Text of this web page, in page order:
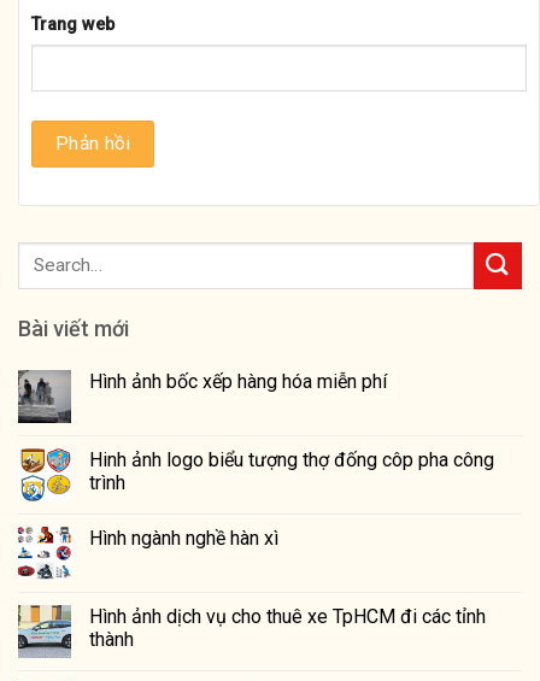
Trang web
Bài viết mới
Hình ảnh bốc xếp hàng hóa miễn phí
Hinh ảnh logo biểu tượng thợ đống côp pha công
trình
Hình ngành nghề hàn xì
Hình ảnh dịch vụ cho thuê xe TpHCM đi các tỉnh
thành